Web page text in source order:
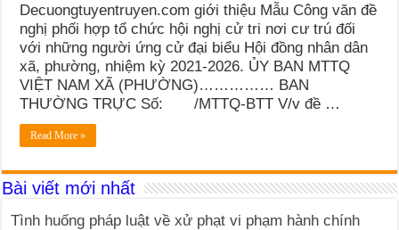
Decuongtuyentruyen.com giới thiệu Mẫu Công văn đề
nghị phối hợp tổ chức hội nghị cử tri nơi cư trú đối
với những người ứng cử đại biểu Hội đồng nhân dân
xã, phường, nhiệm kỳ 2021-2026. ỦY BAN MTTQ
VIỆT NAM XÃ (PHƯỜNG)…………… BAN
THƯỜNG TRỰC Số: /MTTQ-BTT V/v đề …
Read More »
Bài viết mới nhất
Tình huống pháp luật về xử phạt vi phạm hành chính